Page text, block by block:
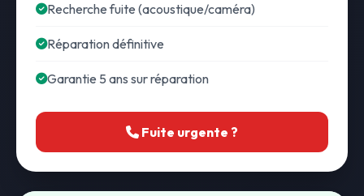
Recherche fuite (acoustique/caméra)
Réparation définitive
Garantie 5 ans sur réparation
Fuite urgente ?